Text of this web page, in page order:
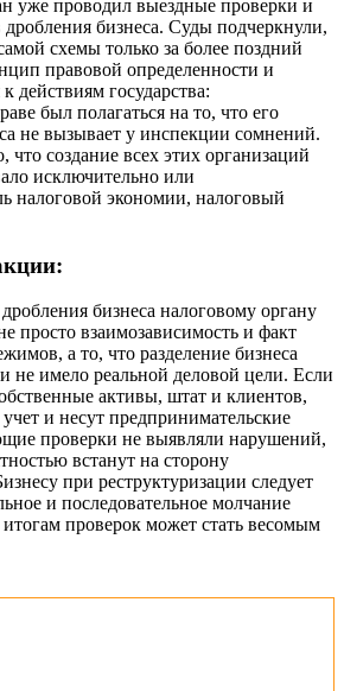
уже проводил выездные проверки и
дробления бизнеса. Суды подчеркнули,
схемы только за более поздний
правовой определенности и
действиям государства:
был полагаться на то, что его
не вызывает у инспекции сомнений.
что создание всех этих организаций
исключительно или
налоговой экономии, налоговый
бизнеса налоговому органу
просто взаимозависимость и факт
а то, что разделение бизнеса
не имело реальной деловой цели. Если
активы, штат и клиентов,
учет и несут предпринимательские
проверки не выявляли нарушений,
встанут на сторону
при реструктуризации следует
и последовательное молчание
проверок может стать весомым